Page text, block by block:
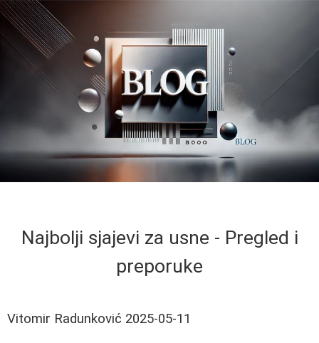
Najbolji sjajevi za usne - Pregled i
preporuke
Vitomir Radunković 2025-05-11